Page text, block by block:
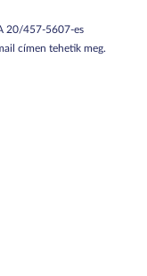
20/457-5607-es
címen tehetik meg.